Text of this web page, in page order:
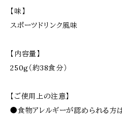
【味】
スポーツドリンク風味
【内容量】
250g（約38食分）
【ご使用上の注意】
●食物アレルギーが認められる方